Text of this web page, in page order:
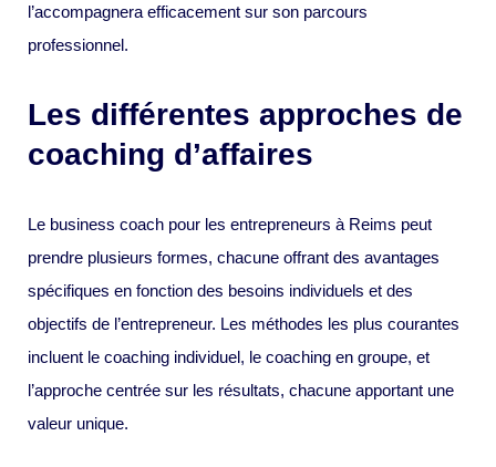
l’accompagnera efficacement sur son parcours
professionnel.
Les différentes approches de
coaching d’affaires
Le business coach pour les entrepreneurs à Reims peut
prendre plusieurs formes, chacune offrant des avantages
spécifiques en fonction des besoins individuels et des
objectifs de l’entrepreneur. Les méthodes les plus courantes
incluent le coaching individuel, le coaching en groupe, et
l’approche centrée sur les résultats, chacune apportant une
valeur unique.